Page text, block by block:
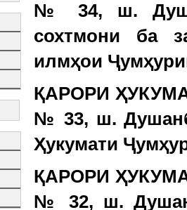
№ 34, ш.
сохтмони ба
илмҳои
ҚАРОРИ
№ 33, ш.
Ҳукумати
ҚАРОРИ
№ 32, ш.